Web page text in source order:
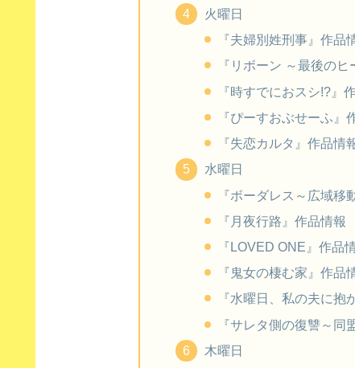
火曜日
『夫婦別姓刑事』作品
『リボーン ～最後の
『時すでにおスシ!?』
『ぴーすおぶせーふ』
『失恋カルタ』作品情
水曜日
『ボーダレス～広域移
『月夜行路』作品情報
『LOVED ONE』作品
『鬼女の棲む家』作品
『水曜日、私の夫に抱
『サレタ側の復讐～同
木曜日